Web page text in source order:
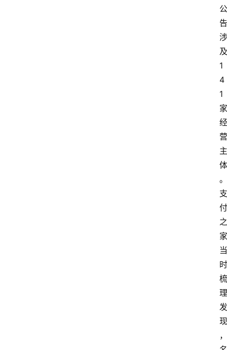
公
告
涉
及
1
4
1
家
经
营
主
体
。
支
付
之
家
当
时
梳
理
发
现
，